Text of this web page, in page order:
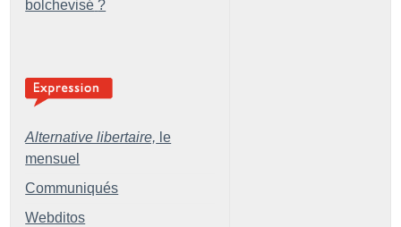
bolchevisé ?
Alternative libertaire, le
mensuel
Communiqués
Webditos